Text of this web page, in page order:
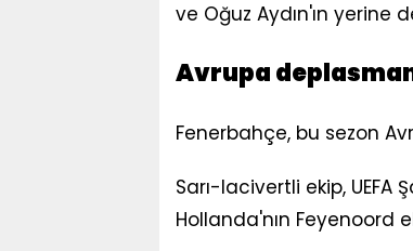
ve Oğuz Aydın'ın yerine
Avrupa
Fenerbahçe, bu sezon
Sarı-lacivertli ekip,
Hollanda'nın